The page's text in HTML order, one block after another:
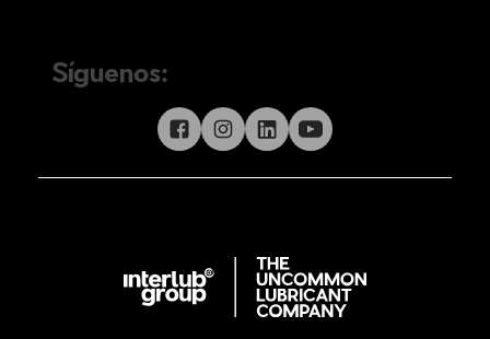
Síguenos:
Síguenos en redes sociales